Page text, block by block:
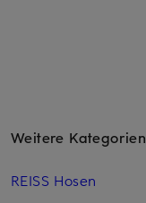
Weitere Kategorien
REISS Hosen